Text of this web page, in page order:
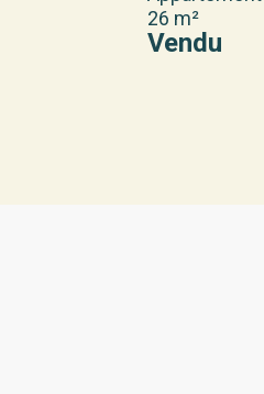
26 m²
Vendu